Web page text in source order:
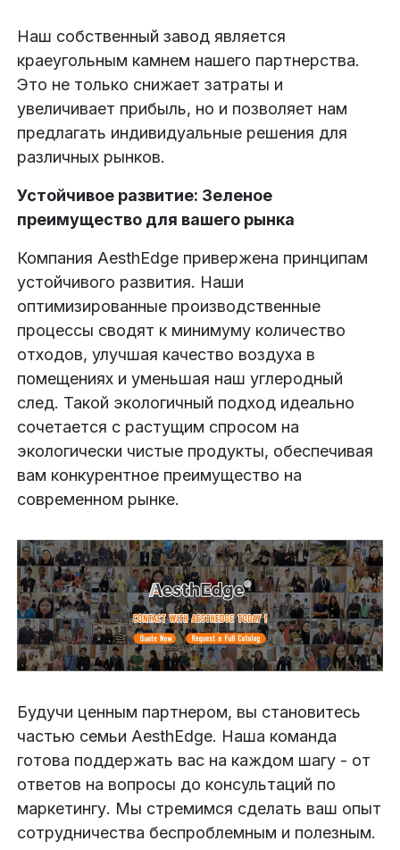
Наш собственный завод является
краеугольным камнем нашего партнерства.
Это не только снижает затраты и
увеличивает прибыль, но и позволяет нам
предлагать индивидуальные решения для
различных рынков.
Устойчивое развитие: Зеленое
преимущество для вашего рынка
Компания AesthEdge привержена принципам
устойчивого развития. Наши
оптимизированные производственные
процессы сводят к минимуму количество
отходов, улучшая качество воздуха в
помещениях и уменьшая наш углеродный
след. Такой экологичный подход идеально
сочетается с растущим спросом на
экологически чистые продукты, обеспечивая
вам конкурентное преимущество на
современном рынке.
Будучи ценным партнером, вы становитесь
частью семьи AesthEdge. Наша команда
готова поддержать вас на каждом шагу - от
ответов на вопросы до консультаций по
маркетингу. Мы стремимся сделать ваш опыт
сотрудничества беспроблемным и полезным.